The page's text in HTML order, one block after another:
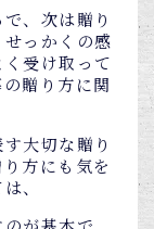
、次は贈り
っかくの感
受け取って
贈り方に関
大切な贈り
方にも気を
、